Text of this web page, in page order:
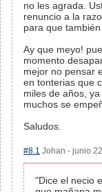
no les agrada.
renuncio a la
para que
Ay que meyo!
momento
mejor no pensar
en tonterias que
miles de años,
muchos se
Saludos.
#8.1 Johan - junio
"Dice el necio